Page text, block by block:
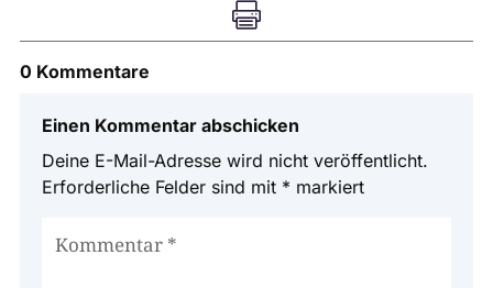

0 Kommentare
Einen Kommentar abschicken
Deine E-Mail-Adresse wird nicht veröffentlicht.
Erforderliche Felder sind mit * markiert